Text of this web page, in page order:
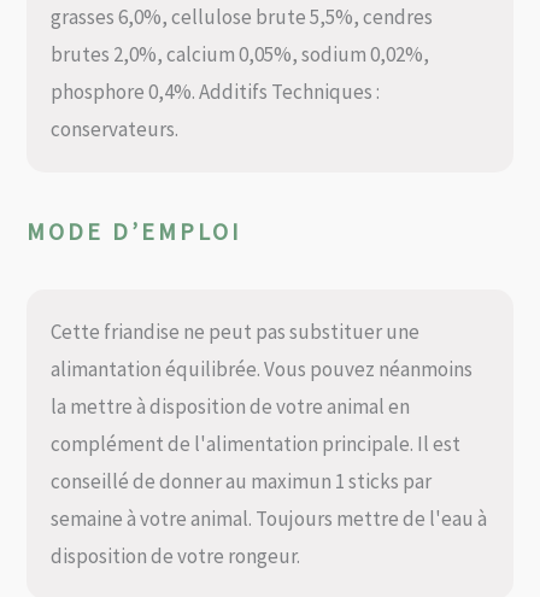
grasses 6,0%, cellulose brute 5,5%, cendres
brutes 2,0%, calcium 0,05%, sodium 0,02%,
phosphore 0,4%. Additifs Techniques :
conservateurs.
MODE D’EMPLOI
Cette friandise ne peut pas substituer une
alimantation équilibrée. Vous pouvez néanmoins
la mettre à disposition de votre animal en
complément de l'alimentation principale. Il est
conseillé de donner au maximun 1 sticks par
semaine à votre animal. Toujours mettre de l'eau à
disposition de votre rongeur.